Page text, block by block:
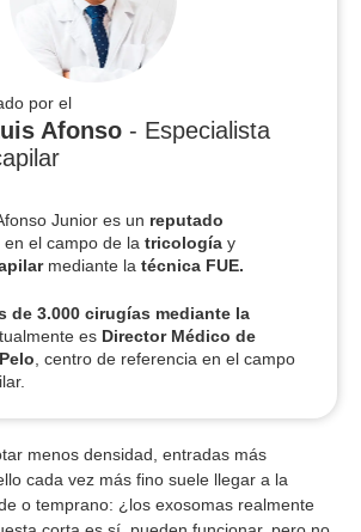
por el
Afonso - Especialista
Junior es un reputado
en el campo de la tricología y
mediante la técnica FUE.
de 3.000 cirugías mediante la
es Director Médico de
, centro de referencia en el campo
menos densidad, entradas más
cada vez más fino suele llegar a la
o temprano: ¿los exosomas realmente